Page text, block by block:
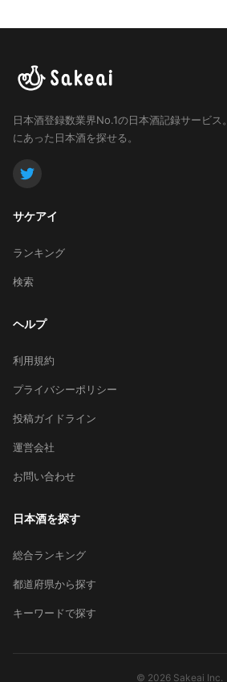
日本酒登録数業界No.1の日本酒記録サービス。
にあった日本酒を探せる。
サケアイ
ランキング
検索
ヘルプ
利用規約
プライバシーポリシー
投稿ガイドライン
運営会社
お問い合わせ
日本酒を探す
総合ランキング
都道府県から探す
キーワードで探す
© 2026 Sakeai Inc.